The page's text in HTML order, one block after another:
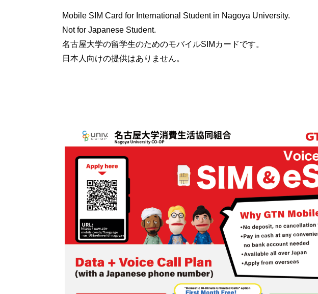
Mobile SIM Card for International Student in Nagoya University.
Not for Japanese Student.
名古屋大学の留学生のためのモバイルSIMカードです。
日本人向けの提供はありません。